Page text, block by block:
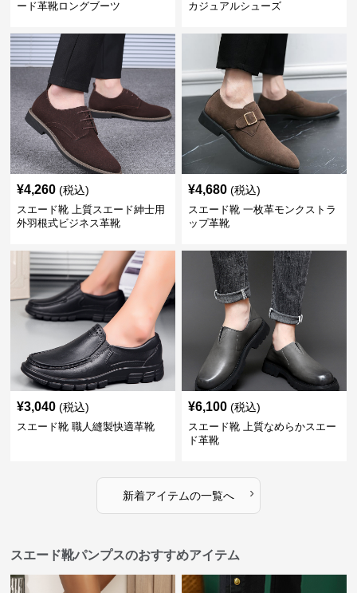
ード革靴ロングブーツ カジュアルシューズ
¥4,260 (税込)
スエード靴 上質スエード紳士用
外羽根式ビジネス革靴
¥4,680 (税込)
スエード靴 一枚革モンクストラ
ップ革靴
¥3,040 (税込)
スエード靴 職人縫製快適革靴
¥6,100 (税込)
スエード靴 上質なめらかスエー
ド革靴
新着アイテムの一覧へ ›
スエード靴パンプスのおすすめアイテム